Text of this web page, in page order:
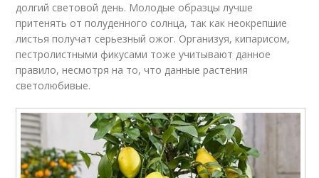
долгий световой день. Молодые образцы лучше
притенять от полуденного солнца, так как неокрепшие
листья получат серьезный ожог. Организуя, кипарисом,
пестролистными фикусами тоже учитывают данное
правило, несмотря на то, что данные растения
светолюбивые.